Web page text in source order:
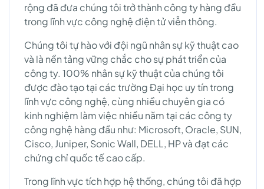
rộng đã đưa chúng tôi trở thành công ty hàng đầu
trong lĩnh vực công nghệ điện tử viễn thông.
Chúng tôi tự hào với đội ngũ nhân sự kỹ thuật cao
và là nền tảng vững chắc cho sự phát triển của
công ty. 100% nhân sự kỹ thuật của chúng tôi
được đào tạo tại các trường Đại học uy tín trong
lĩnh vực công nghệ, cùng nhiều chuyên gia có
kinh nghiệm làm việc nhiều năm tại các công ty
công nghệ hàng đầu như: Microsoft, Oracle, SUN,
Cisco, Juniper, Sonic Wall, DELL, HP và đạt các
chứng chỉ quốc tế cao cấp.
Trong lĩnh vực tích hợp hệ thống, chúng tôi đã hợp